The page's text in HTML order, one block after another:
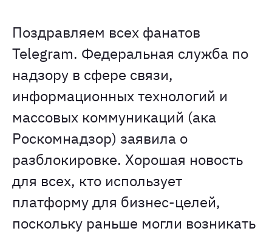
Поздравляем всех фанатов
Telegram. Федеральная служба по
надзору в сфере связи,
информационных технологий и
массовых коммуникаций (ака
Роскомнадзор) заявила о
разблокировке. Хорошая новость
для всех, кто использует
платформу для бизнес-целей,
поскольку раньше могли возникать